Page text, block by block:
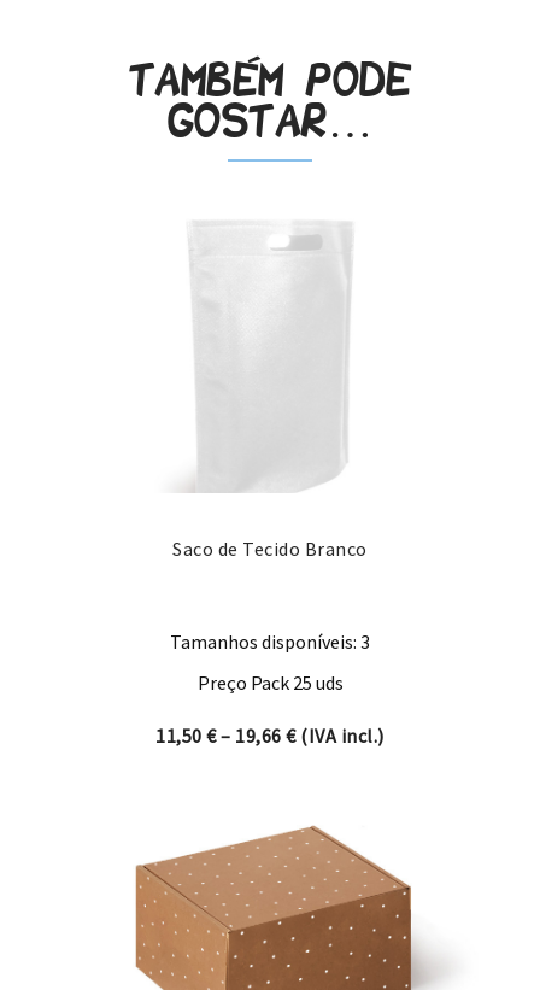
Também pode
gostar…
Saco de Tecido Branco
Tamanhos disponíveis: 3
Preço Pack 25 uds
11,50€– 19,66€Price range: 11,50 €
(IVA incl.)